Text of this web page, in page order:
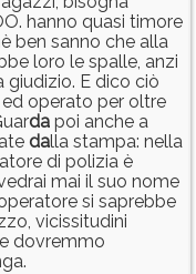
hanno quasi timore
ben sanno che alla
loro le spalle, anzi
giudizio. E dico ciò
operato per oltre
da poi anche a
dalla stampa: nella
di polizia è
mai il suo nome
si saprebbe
vicissitudini
dovremmo